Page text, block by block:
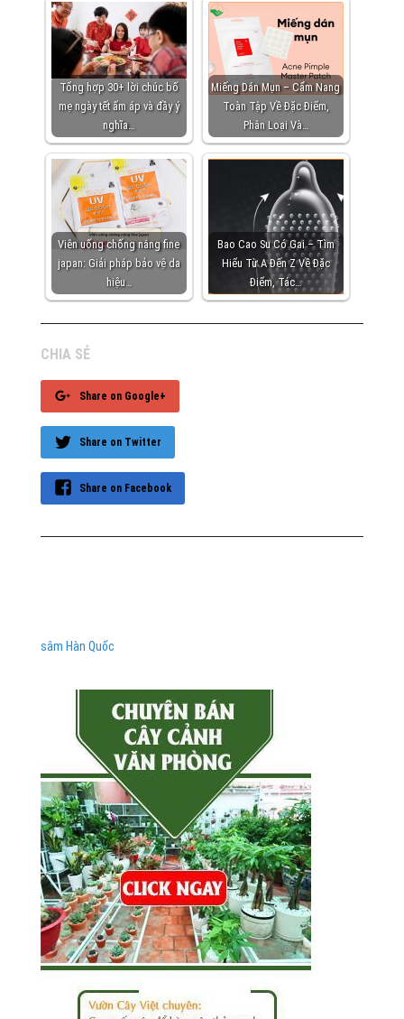
Tổng hợp 30+ lời chúc bố
mẹ ngày tết ấm áp và đầy ý
nghĩa…
Miếng Dán Mụn – Cẩm Nang
Toàn Tập Về Đặc Điểm,
Phân Loại Và…
Viên uống chống nắng fine
japan: Giải pháp bảo vệ da
hiệu…
Bao Cao Su Có Gai – Tìm
Hiểu Từ A Đến Z Về Đặc
Điểm, Tác…
CHIA SẺ
Share on Google+
Share on Twitter
Share on Facebook
sâm Hàn Quốc